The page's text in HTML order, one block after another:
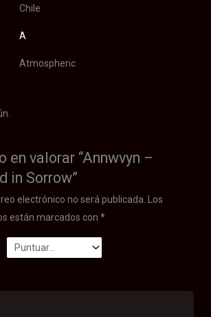
Chile
A
Atmospheric
en valorar “Annwvyn –
in Sorrow”
electrónico no será publicada.
Los
están marcados con*